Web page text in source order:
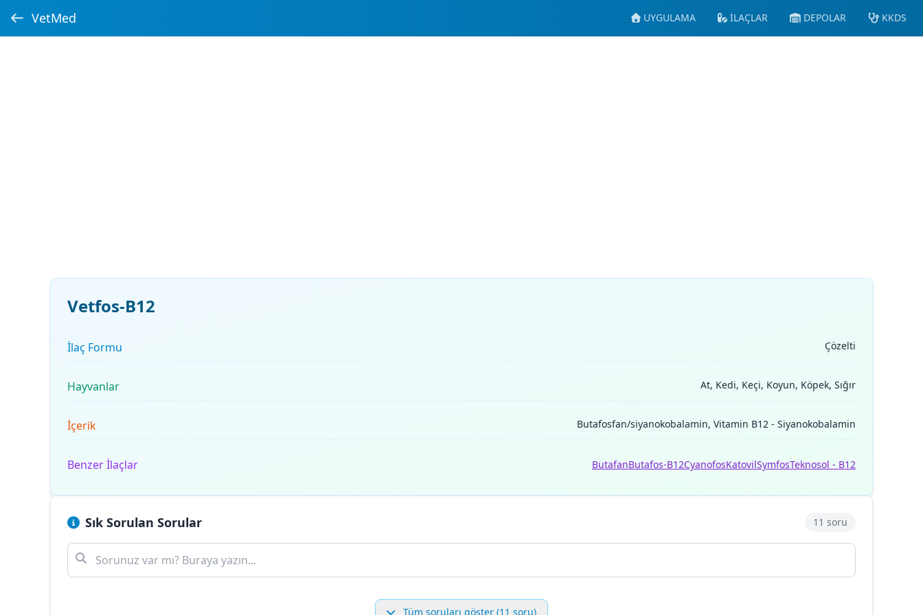
VetMed UYGULAMA İLAÇLAR DEPOLAR KKDS
Vetfos-B12
İlaç Formu Çözelti
Hayvanlar At, Kedi, Keçi, Koyun, Köpek, Sığır
İçerik Butafosfan/siyanokobalamin, Vitamin B12 - Siyanokobalamin
Benzer İlaçlar ButafanButafos-B12CyanofosKatovilSymfosTeknosol - B12
Sık Sorulan Sorular 11 soru
Tüm soruları göster (11 soru)